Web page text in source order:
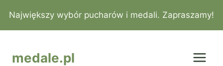
do
treści
Największy wybór pucharów i medali. Zapraszamy!
medale.pl